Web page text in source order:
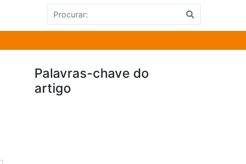
Palavras-chave do
artigo